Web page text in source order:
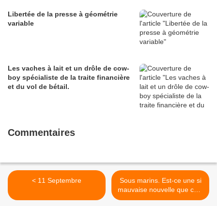
Libertée de la presse à géométrie
variable
Les vaches à lait et un drôle de cow-
boy spécialiste de la traite financière
et du vol de bétail.
Commentaires
< 11 Septembre
Sous marins. Est-ce une si
mauvaise nouvelle que cela
? Qu'est-ce que cela révèle